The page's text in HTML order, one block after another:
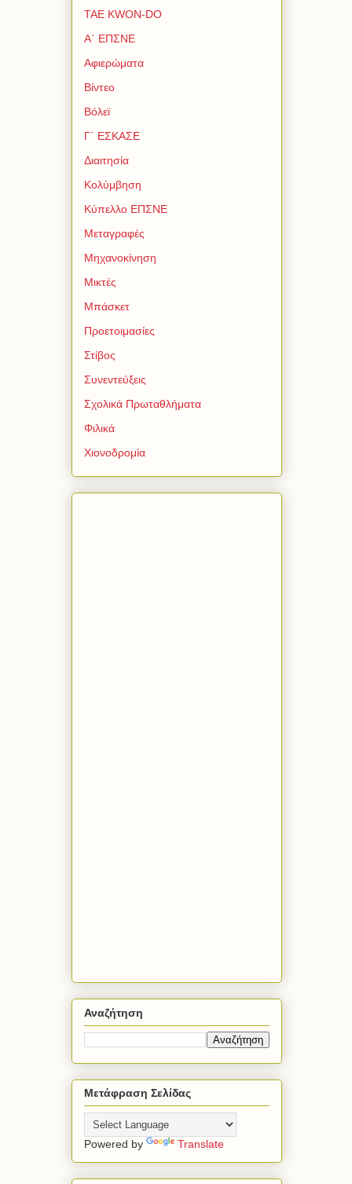
TAE KWON-DO
Α΄ ΕΠΣΝΕ
Αφιερώματα
Βίντεο
Βόλεϊ
Γ΄ ΕΣΚΑΣΕ
Διαιτησία
Κολύμβηση
Κύπελλο ΕΠΣΝΕ
Μεταγραφές
Μηχανοκίνηση
Μικτές
Μπάσκετ
Προετοιμασίες
Στίβος
Συνεντεύξεις
Σχολικά Πρωταθλήματα
Φιλικά
Χιονοδρομία
Αναζήτηση
Μετάφραση Σελίδας
Powered by Translate